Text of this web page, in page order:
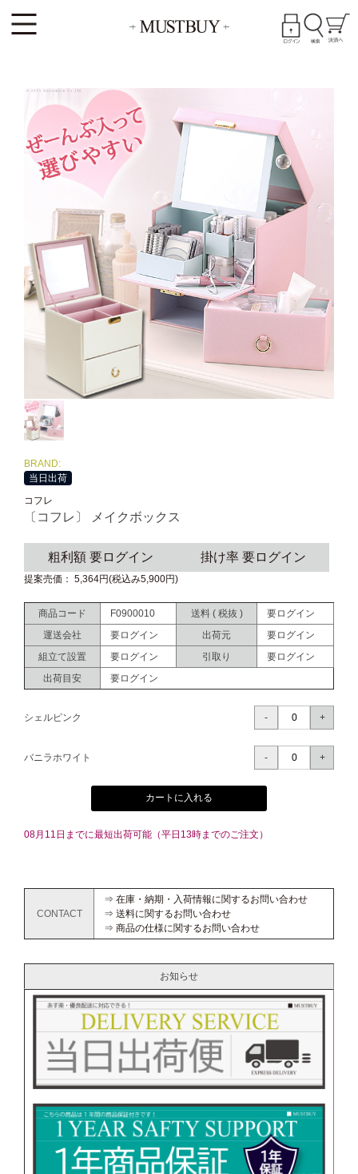
BRAND:
当日出荷
コフレ
〔コフレ〕 メイクボックス
粗利額 要ログイン 掛け率 要ログイン
提案売価： 5,364円(税込み5,900円)
商品コード F0900010 送料 ( 税抜 )
要ログイン
運送会社
要ログイン 出荷元
要ログイン
組立て設置
要ログイン 引取り
要ログイン
出荷目安
要ログイン
シェルピンク
バニラホワイト
カートに入れる
08月11日までに最短出荷可能（平日13時までのご注文）
CONTACT
⇒ 在庫・納期・入荷情報に関するお問い合わせ
⇒ 送料に関するお問い合わせ
⇒ 商品の仕様に関するお問い合わせ
お知らせ